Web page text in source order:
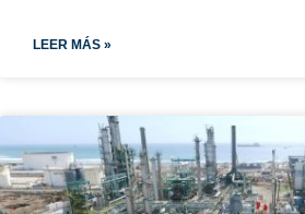
LEER MÁS »